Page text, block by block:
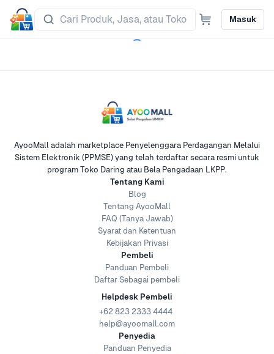
Masuk
AyooMall adalah marketplace Penyelenggara Perdagangan Melalui
Sistem Elektronik (PPMSE) yang telah terdaftar secara resmi untuk
program Toko Daring atau Bela Pengadaan LKPP.
Tentang Kami
Blog
Tentang AyooMall
FAQ (Tanya Jawab)
Syarat dan Ketentuan
Kebijakan Privasi
Pembeli
Panduan Pembeli
Daftar Sebagai pembeli
Helpdesk Pembeli
+62 823 2333 4444
help@ayoomall.com
Penyedia
Panduan Penyedia